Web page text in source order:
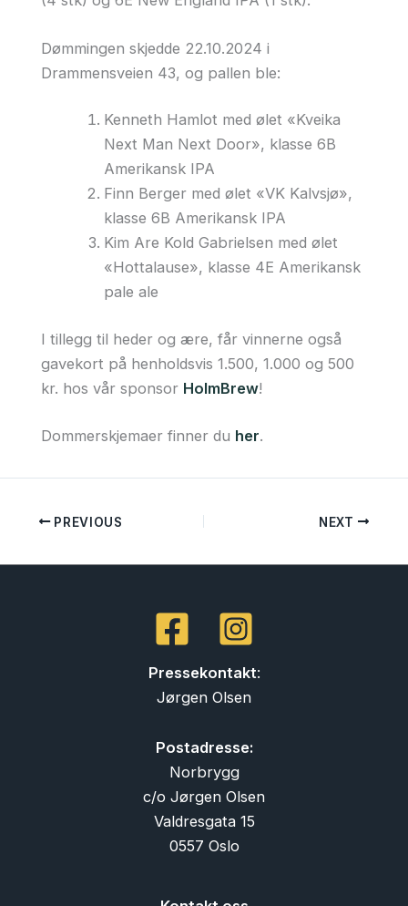
Dømmingen skjedde 22.10.2024 i
Drammensveien 43, og pallen ble:
Kenneth Hamlot med ølet «Kveika
Next Man Next Door», klasse 6B
Amerikansk IPA
Finn Berger med ølet «VK Kalvsjø»,
klasse 6B Amerikansk IPA
Kim Are Kold Gabrielsen med ølet
«Hottalause», klasse 4E Amerikansk
pale ale
I tillegg til heder og ære, får vinnerne også
gavekort på henholdsvis 1.500, 1.000 og 500
kr. hos vår sponsor HolmBrew!
Dommerskjemaer finner du her.
PREVIOUS NEXT
Pressekontakt:
Jørgen Olsen
Postadresse:
Norbrygg
c/o Jørgen Olsen
Valdresgata 15
0557 Oslo